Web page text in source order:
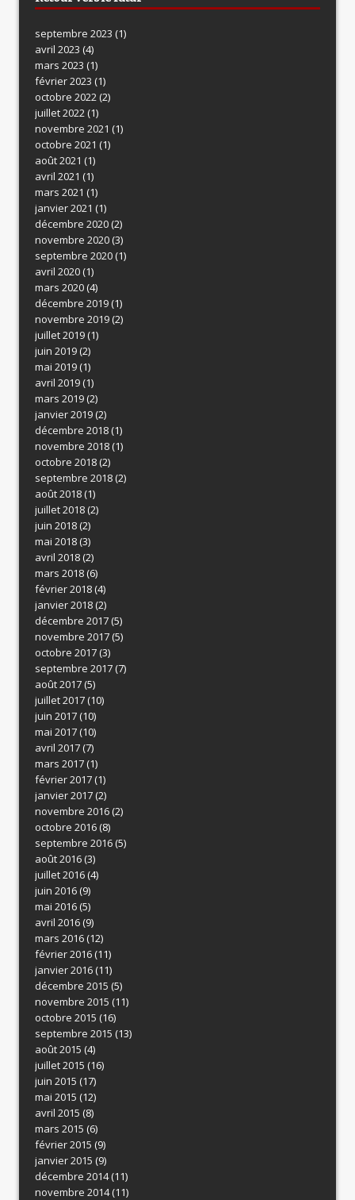
septembre 2023 (1)
avril 2023 (4)
mars 2023 (1)
février 2023 (1)
octobre 2022(2)
juillet 2022(1)
novembre 2021 (1)
octobre 2021 (1)
août 2021 (1)
avril 2021 (1)
mars 2021 (1)
janvier 2021 (1)
décembre 2020(2)
novembre 2020(3)
septembre 2020(1)
avril 2020(1)
mars 2020(4)
décembre 2019(1)
novembre 2019(2)
juillet 2019(1)
juin 2019(2)
mai 2019(1)
avril 2019(1)
mars 2019(2)
janvier 2019(2)
décembre 2018(1)
novembre 2018(1)
octobre 2018(2)
septembre 2018(2)
août 2018(1)
juillet 2018(2)
juin 2018(2)
mai 2018(3)
avril 2018(2)
mars 2018(6)
février 2018(4)
janvier 2018(2)
décembre 2017(5)
novembre 2017(5)
octobre 2017(3)
septembre 2017(7)
août 2017(5)
juillet 2017(10)
juin 2017(10)
mai 2017(10)
avril 2017(7)
mars 2017(1)
février 2017(1)
janvier 2017(2)
novembre 2016(2)
octobre 2016(8)
septembre 2016(5)
août 2016(3)
juillet 2016(4)
juin 2016(9)
mai 2016(5)
avril 2016(9)
mars 2016(12)
février 2016(11)
janvier 2016(11)
décembre 2015 (5)
novembre 2015 (11)
octobre 2015 (16)
septembre 2015 (13)
août 2015 (4)
juillet 2015 (16)
juin 2015 (17)
mai 2015 (12)
avril 2015 (8)
mars 2015 (6)
février 2015 (9)
janvier 2015 (9)
décembre 2014(11)
novembre 2014(11)